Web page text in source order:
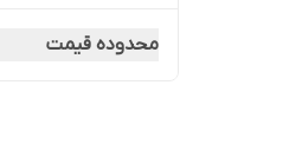
محدوده قیمت